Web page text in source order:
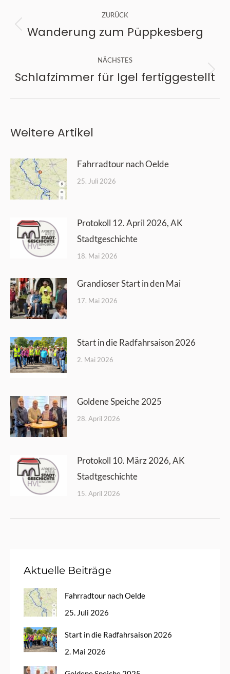
ZURÜCK
Vorheriger
Wanderung zum Püppkesberg
NÄCHSTES
Nächster
Schlafzimmer für Igel fertiggestellt
Weitere Artikel
Fahrradtour nach Oelde
25. Juli 2026
Protokoll 12. April 2026, AK
Stadtgeschichte
18. Mai 2026
Grandioser Start in den Mai
17. Mai 2026
Start in die Radfahrsaison 2026
2. Mai 2026
Goldene Speiche 2025
28. April 2026
Protokoll 10. März 2026, AK
Stadtgeschichte
15. April 2026
Aktuelle Beiträge
Fahrradtour nach Oelde
25. Juli 2026
Start in die Radfahrsaison 2026
2. Mai 2026